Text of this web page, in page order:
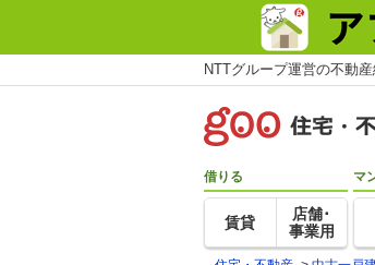
NTTグループ運営の不動
借りる
賃貸
店舗･
事業用
マ